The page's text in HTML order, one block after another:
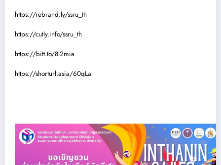
https://rebrand.ly/ssru_th
https://cutly.info/ssru_th
https://bitt.to/8l2mia
https://shorturl.asia/60qLa